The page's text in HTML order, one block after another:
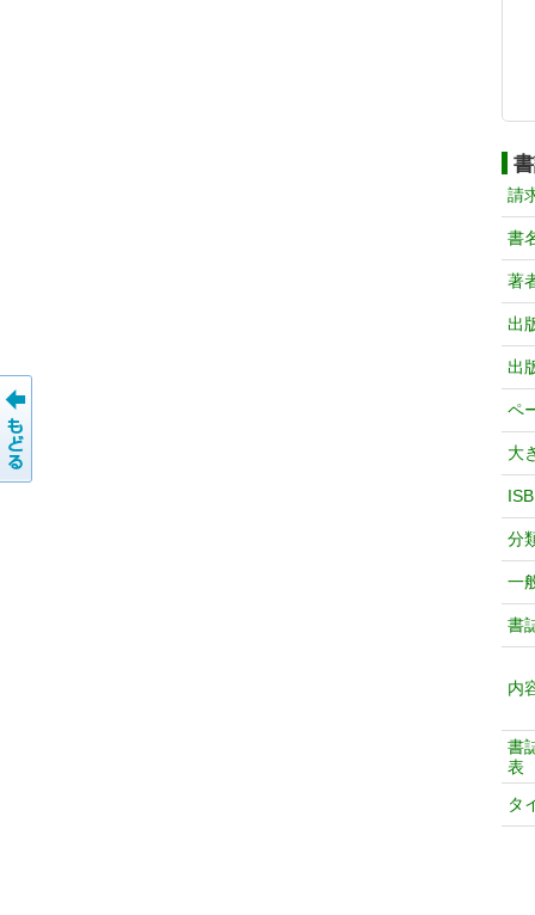
請
書
著
出
出
ペ
大
分
一
書
内
書
表
タ